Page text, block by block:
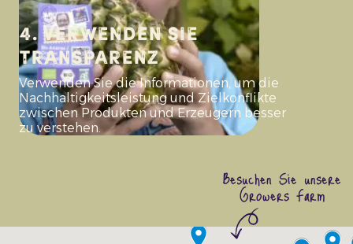
4. Verwenden Sie
Transparenz
Verwenden Sie die Informationen, um die
Nachhaltigkeitsleistung und Zielkonflikte
zwischen Produkten und Erzeugern besser
zu verstehen.
Besuchen Sie unsere
Growers Farm